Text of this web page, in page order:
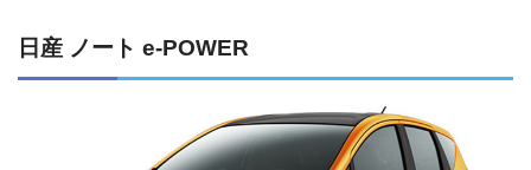
日産 ノート e-POWER